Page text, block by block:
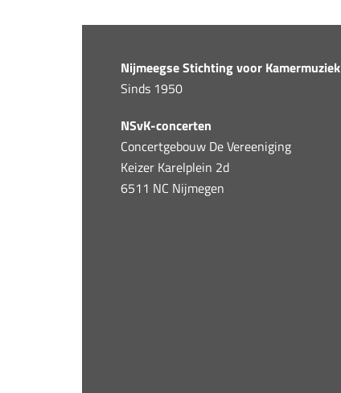
Nijmeegse Stichting voor Kamermuziek
Sinds 1950
NSvK-concerten
Concertgebouw De Vereeniging
Keizer Karelplein 2d
6511 NC Nijmegen